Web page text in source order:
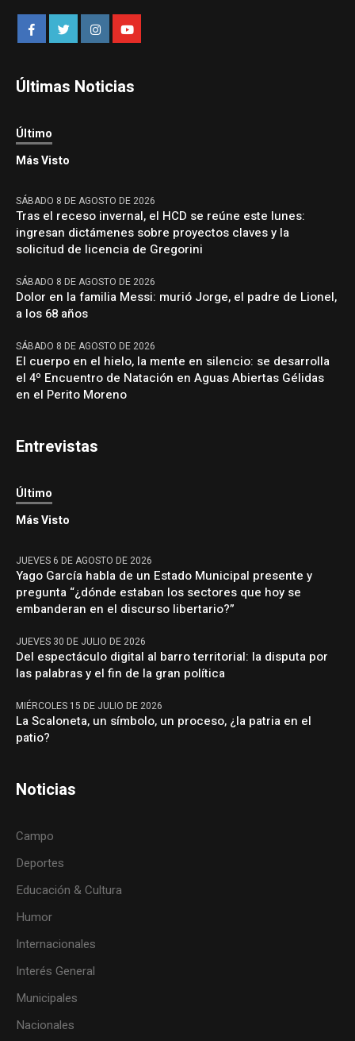
Últimas Noticias
Último
Más Visto
SÁBADO 8 DE AGOSTO DE 2026
Tras el receso invernal, el HCD se reúne este lunes:
ingresan dictámenes sobre proyectos claves y la
solicitud de licencia de Gregorini
SÁBADO 8 DE AGOSTO DE 2026
Dolor en la familia Messi: murió Jorge, el padre de Lionel,
a los 68 años
SÁBADO 8 DE AGOSTO DE 2026
El cuerpo en el hielo, la mente en silencio: se desarrolla
el 4º Encuentro de Natación en Aguas Abiertas Gélidas
en el Perito Moreno
Entrevistas
Último
Más Visto
JUEVES 6 DE AGOSTO DE 2026
Yago García habla de un Estado Municipal presente y
pregunta “¿dónde estaban los sectores que hoy se
embanderan en el discurso libertario?”
JUEVES 30 DE JULIO DE 2026
Del espectáculo digital al barro territorial: la disputa por
las palabras y el fin de la gran política
MIÉRCOLES 15 DE JULIO DE 2026
La Scaloneta, un símbolo, un proceso, ¿la patria en el
patio?
Noticias
Campo
Deportes
Educación & Cultura
Humor
Internacionales
Interés General
Municipales
Nacionales